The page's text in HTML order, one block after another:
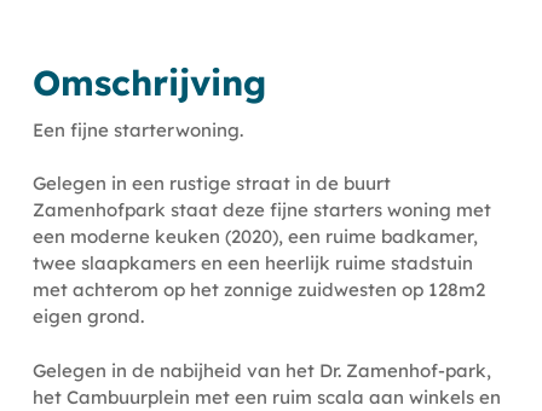
Omschrijving
Een fijne starterwoning.
Gelegen in een rustige straat in de buurt
Zamenhofpark staat deze fijne starters woning met
een moderne keuken (2020), een ruime badkamer,
twee slaapkamers en een heerlijk ruime stadstuin
met achterom op het zonnige zuidwesten op 128m2
eigen grond.
Gelegen in de nabijheid van het Dr. Zamenhof-park,
het Cambuurplein met een ruim scala aan winkels en